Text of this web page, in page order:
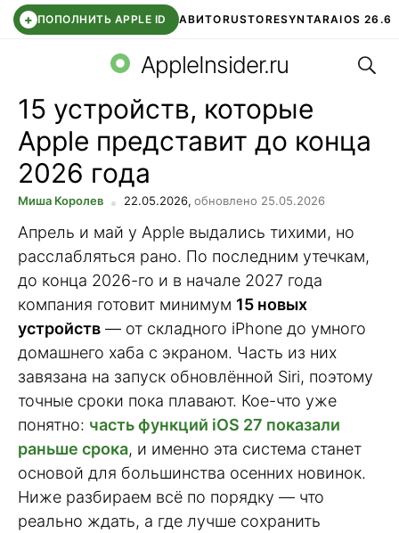
+ ПОПОЛНИТЬ APPLE ID АВИТОRUSTORESYNTARAIOS 26.6
СБЕР КИДС ЧАТ ROBLOXВТБ ОНЛАЙН
AppleInsider.ru
15 устройств, которые
Apple представит до конца
2026 года
Миша Королев 22.05.2026, обновлено 25.05.2026
Апрель и май у Apple выдались тихими, но
расслабляться рано. По последним утечкам,
до конца 2026-го и в начале 2027 года
компания готовит минимум 15 новых
устройств — от складного iPhone до умного
домашнего хаба с экраном. Часть из них
завязана на запуск обновлённой Siri, поэтому
точные сроки пока плавают. Кое-что уже
понятно: часть функций iOS 27 показали
раньше срока, и именно эта система станет
основой для большинства осенних новинок.
Ниже разбираем всё по порядку — что
реально ждать, а где лучше сохранить